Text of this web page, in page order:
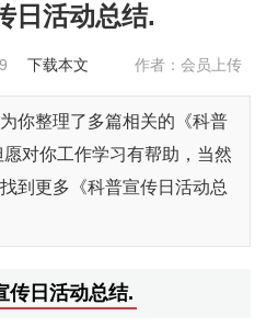
日活动总结.
下载本文 作者：会员上传
你整理了多篇相关的《科普
对你工作学习有帮助，当然
到更多《科普宣传日活动总
传日活动总结.